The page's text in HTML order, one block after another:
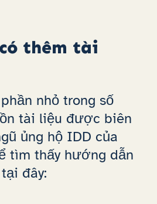
thêm tài
nhỏ trong số
tài liệu được biên
ủng hộ IDD của
tìm thấy hướng dẫn
đây: